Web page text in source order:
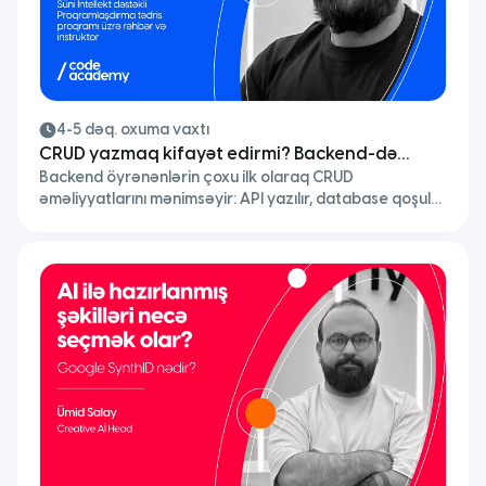
4-5 dəq. oxuma vaxtı
CRUD yazmaq kifayət edirmi? Backend-də
həqiqi arxitektura necə qurulur?
Backend öyrənənlərin çoxu ilk olaraq CRUD
əməliyyatlarını mənimsəyir: API yazılır, database qoşulur